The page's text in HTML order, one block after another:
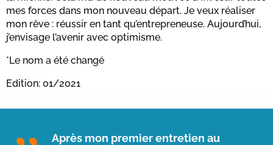
mes forces dans mon nouveau départ. Je veux réaliser
mon rêve : réussir en tant qu’entrepreneuse. Aujourd’hui,
j’envisage l’avenir avec optimisme.
*Le nom a été changé
Edition: 01/2021
Après mon premier entretien au